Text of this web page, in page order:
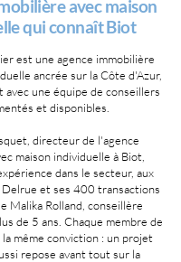
avec maison
qui connaît Biot
est une agence immobilière
ancrée sur la Côte d'Azur,
avec une équipe de conseillers
et disponibles.
directeur de l'agence
maison individuelle à Biot,
dans le secteur, aux
et ses 400 transactions
Malika Rolland, conseillère
de 5 ans. Chaque membre de
même conviction : un projet
repose avant tout sur la